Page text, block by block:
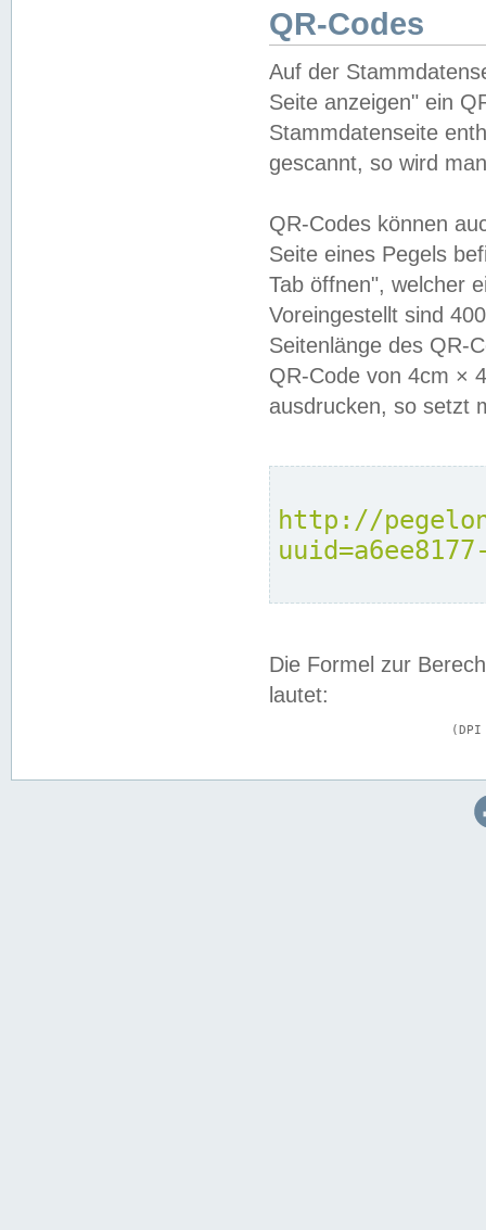
QR-Codes
Auf der
Seite anzeigen" ein
Stammdatenseite
gescannt, so wird
QR-Codes können
Seite eines Pegels
Tab öffnen", welcher
Voreingestellt sind
Seitenlänge des QR-
QR-Code von 4cm ×
ausdrucken, so setzt
http://
Die Formel zur
lautet: